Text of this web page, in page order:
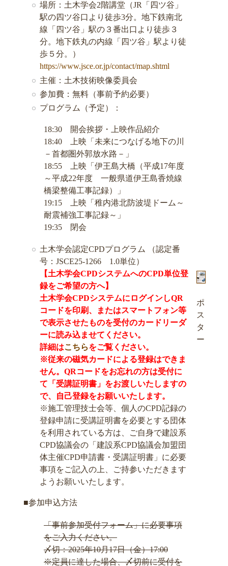
場所：土木学会2階講堂（JR「四ツ谷」
駅の四ツ谷口より徒歩3分。地下鉄南北
線「四ツ谷」駅の３番出口より徒歩３
分。地下鉄丸の内線「四ツ谷」駅より徒
歩５分。）
https://www.jsce.or.jp/contact/map.shtml
主催：土木技術映像委員会
参加費：無料（事前予約必要）
プログラム（予定）：
18:30 開会挨拶・上映作品紹介
18:40 上映「未来につなげる地下の川
－首都圏外郭放水路－」
18:55 上映「伊王島大橋（平成17年度
～平成22年度 一般県道伊王島香焼線
橋梁整備工事記録）」
19:15 上映「稚内港北防波堤ドーム～
耐震補強工事記録～」
19:35 閉会
土木学会認定CPDプログラム （認定番
号：JSCE25-1266 1.0単位）
【土木学会CPDシステムへのCPD単位登
録をご希望の方へ】
土木学会CPDシステムにログインしQR
コードを印刷、またはスマートフォン等
で表示させたものを受付のカードリーダ
ーに読み込ませてください。
詳細はこちらをご覧ください。
※従来の磁気カードによる登録はできま
せん。QRコードをお忘れの方は受付に
て「受講証明書」をお渡しいたしますの
で、自己登録をお願いいたします。
※施工管理技士会等、個人のCPD記録の
登録申請に受講証明書を必要とする団体
を利用されている方は、ご自身で建設系
CPD協議会の「建設系CPD協議会加盟団
体主催CPD申請書・受講証明書」に必要
事項をご記入の上、ご持参いただきます
ようお願いいたします。
■参加申込方法
「事前参加受付フォーム」に必要事項
をご入力ください。
〆切：2025年10月17日（金）17:00
※定員に達した場合、〆切前に受付を
ポ
ス
タ
ー